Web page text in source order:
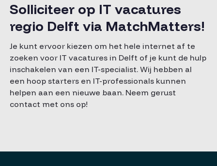
Solliciteer op IT vacatures
regio Delft via MatchMatters!
Je kunt ervoor kiezen om het hele internet af te
zoeken voor IT vacatures in Delft of je kunt de hulp
inschakelen van een IT-specialist. Wij hebben al
een hoop starters en IT-professionals kunnen
helpen aan een nieuwe baan. Neem gerust
contact met ons op!